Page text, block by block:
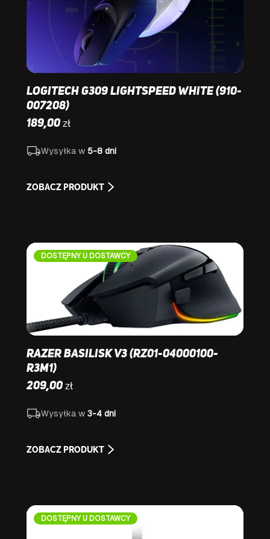
Logitech G309 Lightspeed White (910-
007208)
189,00 zł
Wysyłka w 5-8 dni
ZOBACZ PRODUKT
DOSTĘPNY U DOSTAWCY
Razer Basilisk V3 (RZ01-04000100-
R3M1)
209,00 zł
Wysyłka w 3-4 dni
ZOBACZ PRODUKT
DOSTĘPNY U DOSTAWCY